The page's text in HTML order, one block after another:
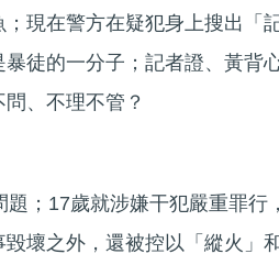
現在警方在疑犯身上搜出「
徒的一分子；記者證、黃背
、不理不管？
；17歲就涉嫌干犯嚴重罪行
壞之外，還被控以「縱火」